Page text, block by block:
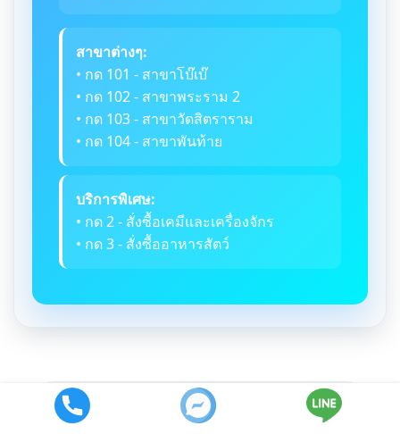
สาขาต่างๆ:
• กด 101 - สาขาโบ๊เบ๊
• กด 102 - สาขาพระราม 2
• กด 103 - สาขาวัดสิตราราม
• กด 104 - สาขาพันท้าย
บริการพิเศษ:
• กด 2 - สั่งซื้อเคมีและเครื่องจักร
• กด 3 - สั่งซื้ออาหารสัตว์
รับทำบรรจุภัณฑ์เครื่อง